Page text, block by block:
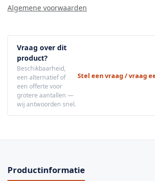
Algemene voorwaarden
Vraag over dit
product?
Beschikbaarheid,
een alternatief of
een offerte voor
grotere aantallen —
wij antwoorden snel.
Stel een vraag / vraag
Productinformatie